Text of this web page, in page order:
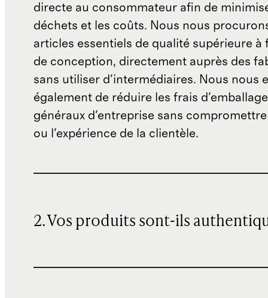
directe au consommateur afin de
déchets et les coûts. Nous nous
articles essentiels de qualité supérieure à
de conception, directement auprès des
sans utiliser d'intermédiaires. Nous nous
également de réduire les frais
généraux d'entreprise sans
ou l'expérience de la clientèle.
2. Vos produits sont-ils